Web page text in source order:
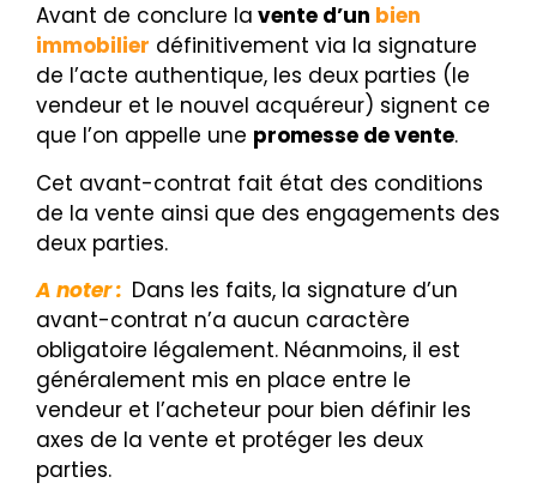
Avant de conclure la vente d’un bien
immobilier définitivement via la signature
de l’acte authentique, les deux parties (le
vendeur et le nouvel acquéreur) signent ce
que l’on appelle une promesse de vente.
Cet avant-contrat fait état des conditions
de la vente ainsi que des engagements des
deux parties.
A noter : Dans les faits, la signature d’un
avant-contrat n’a aucun caractère
obligatoire légalement. Néanmoins, il est
généralement mis en place entre le
vendeur et l’acheteur pour bien définir les
axes de la vente et protéger les deux
parties.